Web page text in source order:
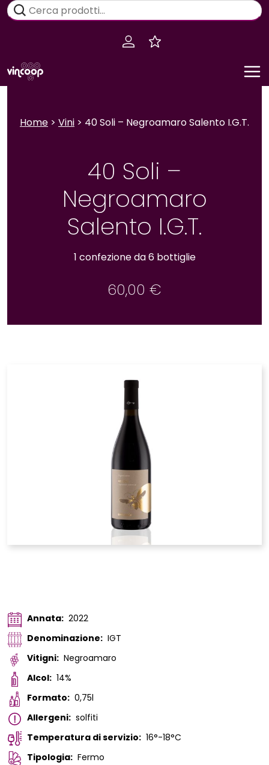
Salta
Cerca:
Home > Vini > 40 Soli – Negroamaro Salento I.G.T.
40 Soli –
Negroamaro
Salento I.G.T.
1 confezione da 6 bottiglie
60,00 €
Annata: 2022
Denominazione: IGT
Vitigni: Negroamaro
Alcol: 14%
Formato: 0,75l
Allergeni: solfiti
Temperatura di servizio: 16°-18°C
Tipologia: Fermo